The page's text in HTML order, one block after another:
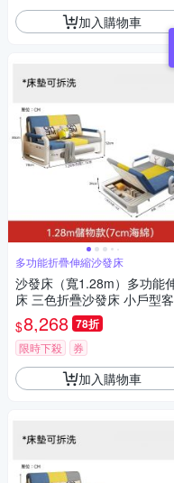
加入購物車
多功能折疊伸縮沙發床
沙發床（寬1.28m）多功能
床 三色折疊沙發床 小戶型
一體兩用折疊床 隱藏儲物 可
洗
$8,268 78折
限時下殺 券
加入購物車